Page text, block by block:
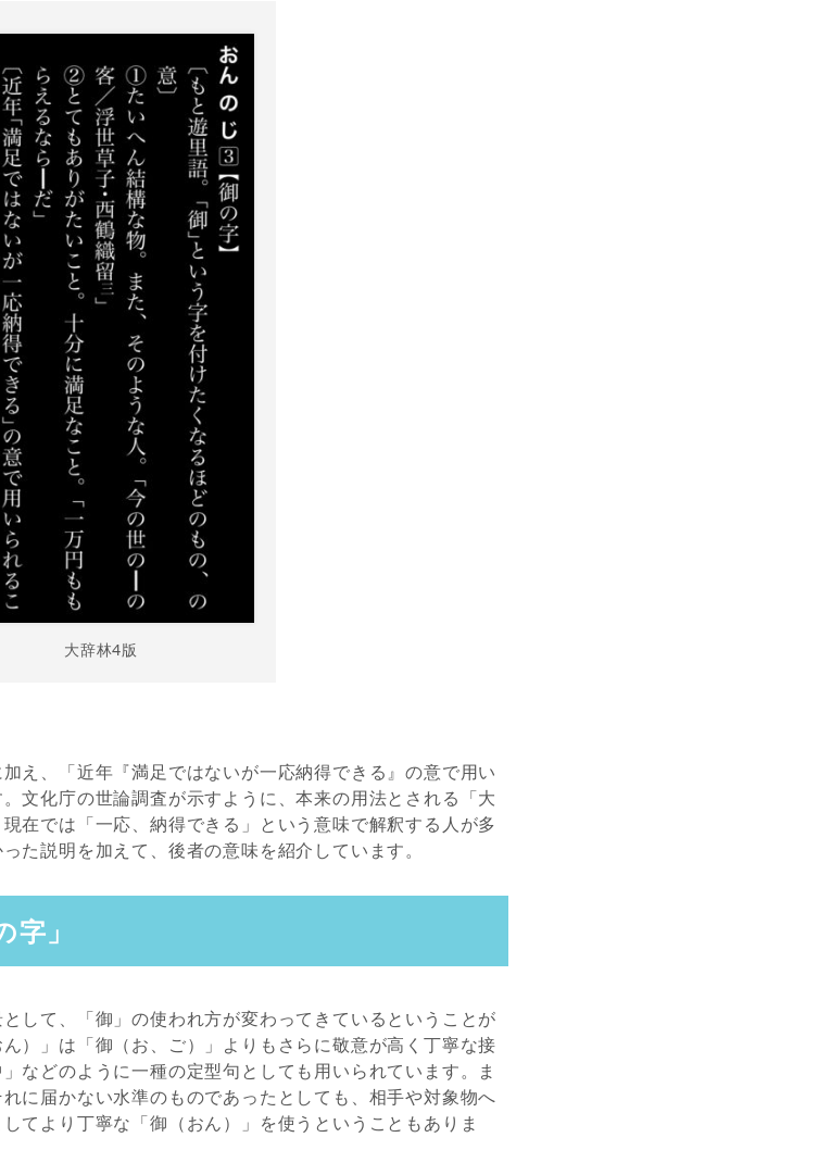
大辞林4版
え、「近年『満足ではないが一応納得できる』の意で用い
文化庁の世論調査が示すように、本来の用法とされる「大
在では「一応、納得できる」という意味で解釈する人が多
た説明を加えて、後者の意味を紹介しています。
」
して、「御」の使われ方が変わってきているということが
）」は「御（お、ご）」よりもさらに敬意が高く丁寧な接
などのように一種の定型句としても用いられています。ま
に届かない水準のものであったとしても、相手や対象物へ
てより丁寧な「御（おん）」を使うということもありま